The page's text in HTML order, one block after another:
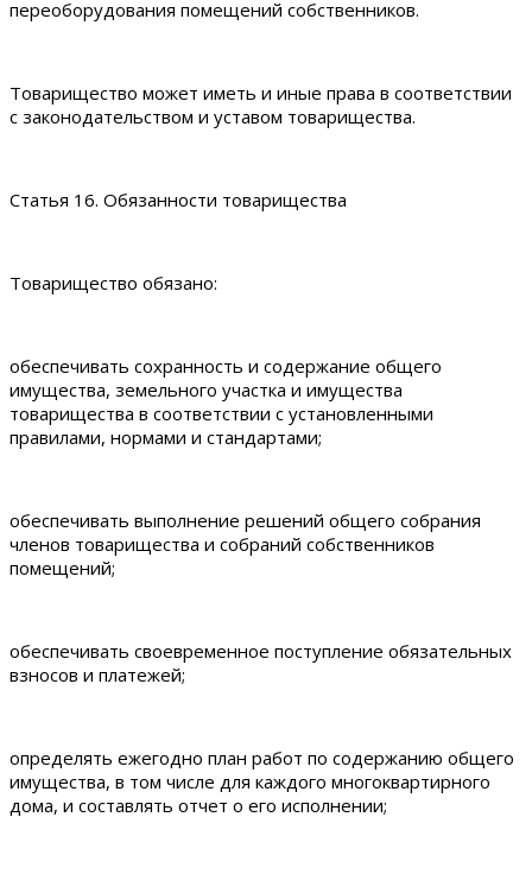
переоборудования помещений собственников.
Товарищество может иметь и иные права в соответствии
с законодательством и уставом товарищества.
Статья 16. Обязанности товарищества
Товарищество обязано:
обеспечивать сохранность и содержание общего
имущества, земельного участка и имущества
товарищества в соответствии с установленными
правилами, нормами и стандартами;
обеспечивать выполнение решений общего собрания
членов товарищества и собраний собственников
помещений;
обеспечивать своевременное поступление обязательных
взносов и платежей;
определять ежегодно план работ по содержанию общего
имущества, в том числе для каждого многоквартирного
дома, и составлять отчет о его исполнении;